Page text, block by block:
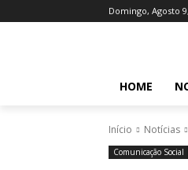
Domingo, Agosto
HOME
Início Notícias
Comunicação Social